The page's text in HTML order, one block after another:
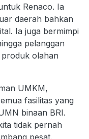
Renaco. Ia
daerah bahkan
Ia juga bermimpi
pelanggan
produk olahan
UMKM,
fasilitas yang
binaan BRI.
tidak pernah
pesat.